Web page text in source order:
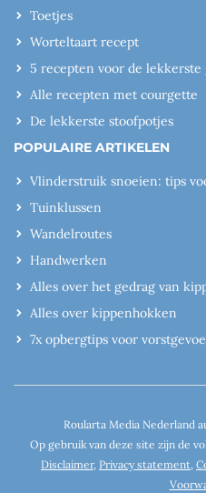
Toetjes
Worteltaart recept
5 recepten voor de lekkerste
Alle recepten met courgette
De lekkerste stoofpotjes
POPULAIRE ARTIKELEN
Vlinderstruik snoeien: tips
Tuinklussen
Wandelroutes
Handwerken
Alles over het gedrag van
Alles over kippenhokken
7x opbergtips voor
Roularta Media Nederland
Op gebruik van deze site zijn de
Disclaimer, Privacy statement